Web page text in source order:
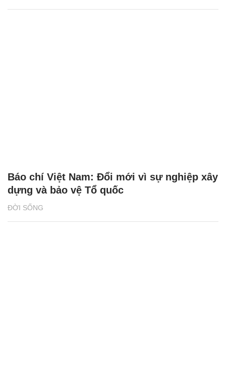
ĐỜI SỐNG
Báo chí Việt Nam: Đổi mới vì sự nghiệp xây
dựng và bảo vệ Tổ quốc